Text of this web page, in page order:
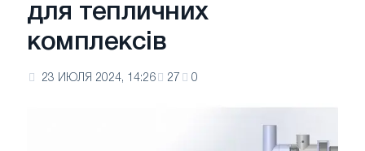
для тепличних
комплексів
23 ИЮЛЯ 2024, 14:26 27 0